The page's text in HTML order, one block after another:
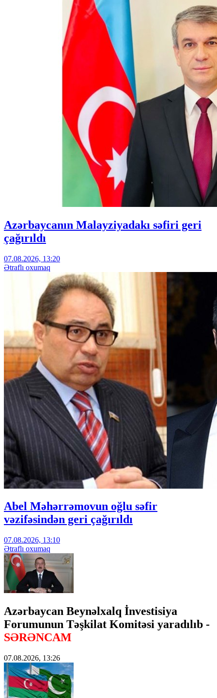
Azərbaycanın Malayziyadakı səfiri geri
çağırıldı
07.08.2026, 13:20
Ətraflı oxumaq
Abel Məhərrəmovun oğlu səfir
vəzifəsindən geri çağırıldı
07.08.2026, 13:10
Ətraflı oxumaq
Azərbaycan Beynəlxalq İnvestisiya
Forumunun Təşkilat Komitəsi yaradılıb -
SƏRƏNCAM
07.08.2026, 13:26